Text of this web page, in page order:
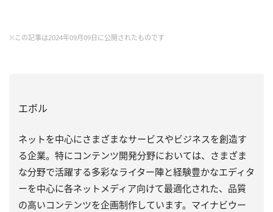
※この記事は2024年09月09日に公開されたものです
エボル
ネットを中心にさまざまなサービスやビジネスを創造す
る企業。特にコンテンツ開発分野においては、さまざま
な分野で活躍する多彩なライター陣と経験豊かなエディタ
ーを中心に各ネットメディア向けて最適化された、品質
の高いコンテンツを企画制作しています。マイナビウー